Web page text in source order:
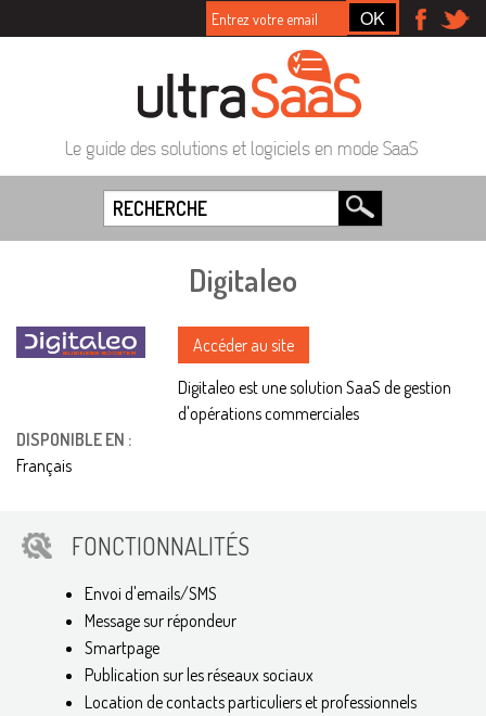
Le guide des solutions et logiciels en mode SaaS
Digitaleo
Accéder au site
Digitaleo est une solution SaaS de gestion
d'opérations commerciales
DISPONIBLE EN :
Français
FONCTIONNALITÉS
Envoi d'emails/SMS
Message sur répondeur
Smartpage
Publication sur les réseaux sociaux
Location de contacts particuliers et professionnels